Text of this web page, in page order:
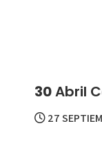
30Abril
27